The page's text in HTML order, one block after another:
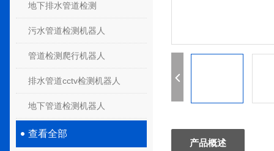
地下排水管道检测
污水管道检测机器人
管道检测爬行机器人
排水管道cctv检测机器人
地下管道检测机器人
查看全部
产品概述